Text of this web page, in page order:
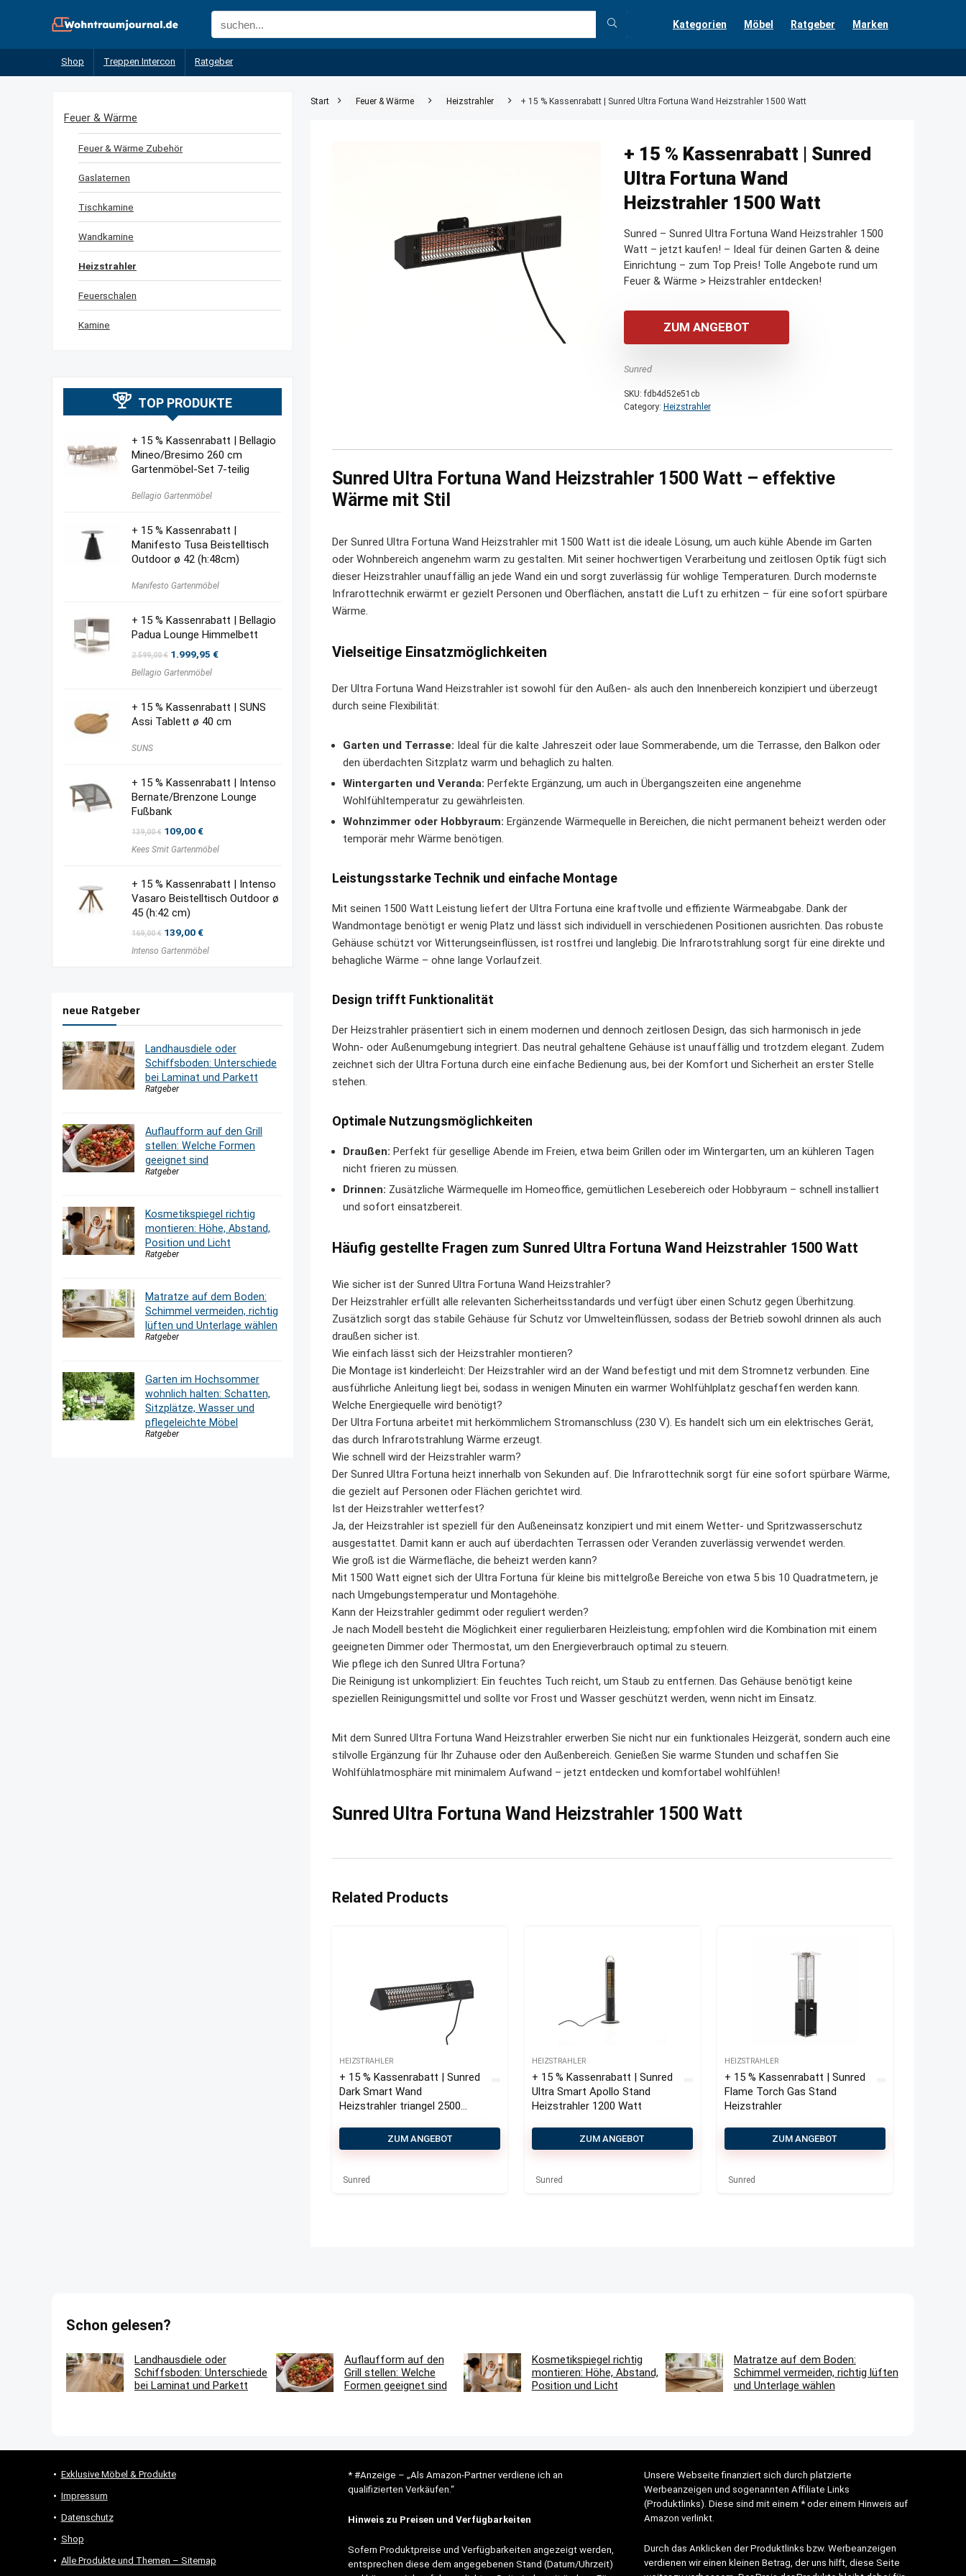
Kategorien Möbel Ratgeber Marken
Shop Treppen Intercon Ratgeber
Start Feuer & Wärme Heizstrahler + 15 % Kassenrabatt | Sunred Ultra Fortuna Wand Heizstrahler 1500 Watt
+ 15 % Kassenrabatt | Sunred
Ultra Fortuna Wand
Heizstrahler 1500 Watt
Sunred – Sunred Ultra Fortuna Wand Heizstrahler 1500
Watt – jetzt kaufen! – Ideal für deinen Garten & deine
Einrichtung – zum Top Preis! Tolle Angebote rund um
Feuer & Wärme > Heizstrahler entdecken!
ZUM ANGEBOT
Sunred
SKU:fdb4d52e51cb
Category: Heizstrahler
Sunred Ultra Fortuna Wand Heizstrahler 1500 Watt – effektive
Wärme mit Stil
Der Sunred Ultra Fortuna Wand Heizstrahler mit 1500 Watt ist die ideale Lösung, um auch kühle Abende im Garten
oder Wohnbereich angenehm warm zu gestalten. Mit seiner hochwertigen Verarbeitung und zeitlosen Optik fügt sich
dieser Heizstrahler unauffällig an jede Wand ein und sorgt zuverlässig für wohlige Temperaturen. Durch modernste
Infrarottechnik erwärmt er gezielt Personen und Oberflächen, anstatt die Luft zu erhitzen – für eine sofort spürbare
Wärme.
Vielseitige Einsatzmöglichkeiten
Der Ultra Fortuna Wand Heizstrahler ist sowohl für den Außen- als auch den Innenbereich konzipiert und überzeugt
durch seine Flexibilität:
Garten und Terrasse: Ideal für die kalte Jahreszeit oder laue Sommerabende, um die Terrasse, den Balkon oder
den überdachten Sitzplatz warm und behaglich zu halten.
Wintergarten und Veranda: Perfekte Ergänzung, um auch in Übergangszeiten eine angenehme
Wohlfühltemperatur zu gewährleisten.
Wohnzimmer oder Hobbyraum: Ergänzende Wärmequelle in Bereichen, die nicht permanent beheizt werden oder
temporär mehr Wärme benötigen.
Leistungsstarke Technik und einfache Montage
Mit seinen 1500 Watt Leistung liefert der Ultra Fortuna eine kraftvolle und effiziente Wärmeabgabe. Dank der
Wandmontage benötigt er wenig Platz und lässt sich individuell in verschiedenen Positionen ausrichten. Das robuste
Gehäuse schützt vor Witterungseinflüssen, ist rostfrei und langlebig. Die Infrarotstrahlung sorgt für eine direkte und
behagliche Wärme – ohne lange Vorlaufzeit.
Design trifft Funktionalität
Der Heizstrahler präsentiert sich in einem modernen und dennoch zeitlosen Design, das sich harmonisch in jede
Wohn- oder Außenumgebung integriert. Das neutral gehaltene Gehäuse ist unauffällig und trotzdem elegant. Zudem
zeichnet sich der Ultra Fortuna durch eine einfache Bedienung aus, bei der Komfort und Sicherheit an erster Stelle
stehen.
Optimale Nutzungsmöglichkeiten
Draußen: Perfekt für gesellige Abende im Freien, etwa beim Grillen oder im Wintergarten, um an kühleren Tagen
nicht frieren zu müssen.
Drinnen: Zusätzliche Wärmequelle im Homeoffice, gemütlichen Lesebereich oder Hobbyraum – schnell installiert
und sofort einsatzbereit.
Häufig gestellte Fragen zum Sunred Ultra Fortuna Wand Heizstrahler 1500 Watt
Wie sicher ist der Sunred Ultra Fortuna Wand Heizstrahler?
Der Heizstrahler erfüllt alle relevanten Sicherheitsstandards und verfügt über einen Schutz gegen Überhitzung.
Zusätzlich sorgt das stabile Gehäuse für Schutz vor Umwelteinflüssen, sodass der Betrieb sowohl drinnen als auch
draußen sicher ist.
Wie einfach lässt sich der Heizstrahler montieren?
Die Montage ist kinderleicht: Der Heizstrahler wird an der Wand befestigt und mit dem Stromnetz verbunden. Eine
ausführliche Anleitung liegt bei, sodass in wenigen Minuten ein warmer Wohlfühlplatz geschaffen werden kann.
Welche Energiequelle wird benötigt?
Der Ultra Fortuna arbeitet mit herkömmlichem Stromanschluss (230 V). Es handelt sich um ein elektrisches Gerät,
das durch Infrarotstrahlung Wärme erzeugt.
Wie schnell wird der Heizstrahler warm?
Der Sunred Ultra Fortuna heizt innerhalb von Sekunden auf. Die Infrarottechnik sorgt für eine sofort spürbare Wärme,
die gezielt auf Personen oder Flächen gerichtet wird.
Ist der Heizstrahler wetterfest?
Ja, der Heizstrahler ist speziell für den Außeneinsatz konzipiert und mit einem Wetter- und Spritzwasserschutz
ausgestattet. Damit kann er auch auf überdachten Terrassen oder Veranden zuverlässig verwendet werden.
Wie groß ist die Wärmefläche, die beheizt werden kann?
Mit 1500 Watt eignet sich der Ultra Fortuna für kleine bis mittelgroße Bereiche von etwa 5 bis 10 Quadratmetern, je
nach Umgebungstemperatur und Montagehöhe.
Kann der Heizstrahler gedimmt oder reguliert werden?
Je nach Modell besteht die Möglichkeit einer regulierbaren Heizleistung; empfohlen wird die Kombination mit einem
geeigneten Dimmer oder Thermostat, um den Energieverbrauch optimal zu steuern.
Wie pflege ich den Sunred Ultra Fortuna?
Die Reinigung ist unkompliziert: Ein feuchtes Tuch reicht, um Staub zu entfernen. Das Gehäuse benötigt keine
speziellen Reinigungsmittel und sollte vor Frost und Wasser geschützt werden, wenn nicht im Einsatz.
Mit dem Sunred Ultra Fortuna Wand Heizstrahler erwerben Sie nicht nur ein funktionales Heizgerät, sondern auch eine
stilvolle Ergänzung für Ihr Zuhause oder den Außenbereich. Genießen Sie warme Stunden und schaffen Sie
Wohlfühlatmosphäre mit minimalem Aufwand – jetzt entdecken und komfortabel wohlfühlen!
Sunred Ultra Fortuna Wand Heizstrahler 1500 Watt
Related Products
HEIZSTRAHLER
+ 15 % Kassenrabatt | Sunred
Dark Smart Wand
Heizstrahler triangel 2500
ZUM ANGEBOT
Sunred
HEIZSTRAHLER
+ 15 % Kassenrabatt | Sunred
Ultra Smart Apollo Stand
Heizstrahler 1200 Watt
ZUM ANGEBOT
Sunred
HEIZSTRAHLER
+ 15 % Kassenrabatt | Sunred
Flame Torch Gas Stand
Heizstrahler
ZUM ANGEBOT
Sunred
Feuer & Wärme
Feuer & Wärme Zubehör
Gaslaternen
Tischkamine
Wandkamine
Heizstrahler
Feuerschalen
Kamine
TOP PRODUKTE
+ 15 % Kassenrabatt | Bellagio
Mineo/Bresimo 260 cm
Gartenmöbel-Set 7-teilig
Bellagio Gartenmöbel
+ 15 % Kassenrabatt |
Manifesto Tusa Beistelltisch
Outdoor ø 42 (h:48cm)
Manifesto Gartenmöbel
+ 15 % Kassenrabatt | Bellagio
Padua Lounge Himmelbett
2.599,00€ Ursprünglicher
war:
1.999,95 €Aktueller
Bellagio Gartenmöbel
+ 15 % Kassenrabatt | SUNS
Assi Tablett ø 40 cm
SUNS
+ 15 % Kassenrabatt | Intenso
Bernate/Brenzone Lounge
Fußbank
139,00€ Ursprünglicher
war:
109,00€Aktueller
ist:
Kees Smit Gartenmöbel
+ 15 % Kassenrabatt | Intenso
Vasaro Beistelltisch Outdoor ø
45 (h:42 cm)
169,00€ Ursprünglicher
war:
139,00€Aktueller
ist:
Intenso Gartenmöbel
neue Ratgeber
Landhausdiele oder
Schiffsboden: Unterschiede
bei Laminat und Parkett
Ratgeber
Auflaufform auf den Grill
stellen: Welche Formen
geeignet sind
Ratgeber
Kosmetikspiegel richtig
montieren: Höhe, Abstand,
Position und Licht
Ratgeber
Matratze auf dem Boden:
Schimmel vermeiden, richtig
lüften und Unterlage wählen
Ratgeber
Garten im Hochsommer
wohnlich halten: Schatten,
Sitzplätze, Wasser und
pflegeleichte Möbel
Ratgeber
Schon gelesen?
Landhausdiele oder
Schiffsboden: Unterschiede
bei Laminat und Parkett
Auflaufform auf den
Grill stellen: Welche
Formen geeignet sind
Kosmetikspiegel richtig
montieren: Höhe, Abstand,
Position und Licht
Matratze auf dem Boden:
Schimmel vermeiden, richtig lüften
und Unterlage wählen
Exklusive Möbel & Produkte
Impressum
Datenschutz
Shop
Alle Produkte und Themen – Sitemap
* #Anzeige – „Als Amazon-Partner verdiene ich an
qualifizierten Verkäufen.“
Hinweis zu Preisen und Verfügbarkeiten
Sofern Produktpreise und Verfügbarkeiten angezeigt werden,
entsprechen diese dem angegebenen Stand (Datum/Uhrzeit)
Unsere Webseite finanziert sich durch platzierte
Werbeanzeigen und sogenannten Affiliate Links
(Produktlinks). Diese sind mit einem * oder einem Hinweis auf
Amazon verlinkt.
Durch das Anklicken der Produktlinks bzw. Werbeanzeigen
verdienen wir einen kleinen Betrag, der uns hilft, diese Seite